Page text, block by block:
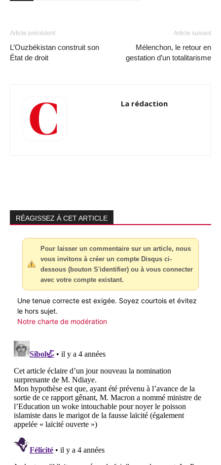
Article précédent
L’Ouzbékistan construit son
État de droit
Article suivant
Mélenchon, le retour en
gestation d’un totalitarisme
La rédaction
RÉAGISSEZ À CET ARTICLE
Pour laisser un commentaire sur un article, nous
vous invitons à créer un compte Disqus ci-
dessous (bouton S'identifier) ou à vous connecter
avec votre compte existant.
Une tenue correcte est exigée. Soyez courtois et évitez
le hors sujet.
Notre charte de modération